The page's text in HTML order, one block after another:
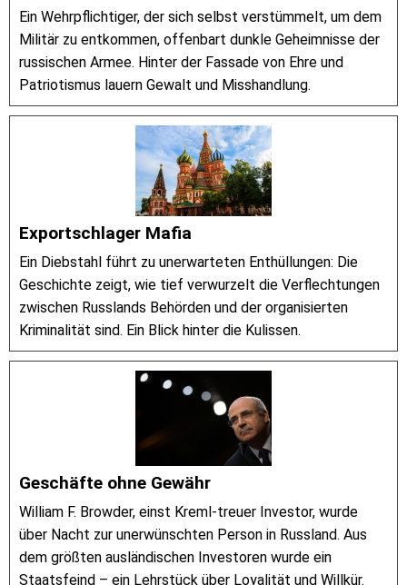
Ein Wehrpflichtiger, der sich selbst verstümmelt, um dem
Militär zu entkommen, offenbart dunkle Geheimnisse der
russischen Armee. Hinter der Fassade von Ehre und
Patriotismus lauern Gewalt und Misshandlung.
Exportschlager Mafia
Ein Diebstahl führt zu unerwarteten Enthüllungen: Die
Geschichte zeigt, wie tief verwurzelt die Verflechtungen
zwischen Russlands Behörden und der organisierten
Kriminalität sind. Ein Blick hinter die Kulissen.
Geschäfte ohne Gewähr
William F. Browder, einst Kreml-treuer Investor, wurde
über Nacht zur unerwünschten Person in Russland. Aus
dem größten ausländischen Investoren wurde ein
Staatsfeind – ein Lehrstück über Loyalität und Willkür.